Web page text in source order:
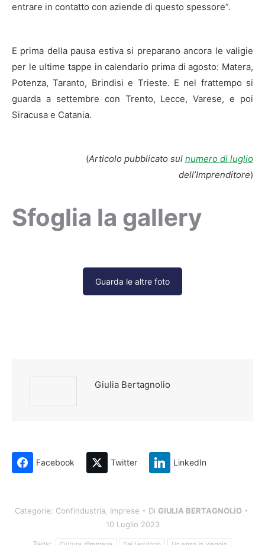
entrare in contatto con aziende di questo spessore”.
E prima della pausa estiva si preparano ancora le valigie
per le ultime tappe in calendario prima di agosto: Matera,
Potenza, Taranto, Brindisi e Trieste. E nel frattempo si
guarda a settembre con Trento, Lecce, Varese, e poi
Siracusa e Catania.
(Articolo pubblicato sul numero di luglio
dell’Imprenditore)
Sfoglia la gallery
Guarda le altre foto
Giulia Bertagnolio
Facebook Twitter LinkedIn
Categorie: Confindustria, Imprese Di GIULIA BERTAGNOLIO
10 Luglio 2023